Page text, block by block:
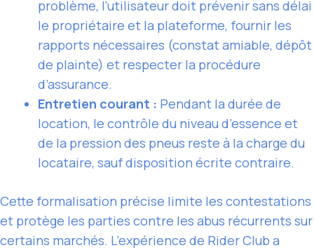
problème, l’utilisateur doit prévenir sans délai
le propriétaire et la plateforme, fournir les
rapports nécessaires (constat amiable, dépôt
de plainte) et respecter la procédure
d’assurance.
Entretien courant : Pendant la durée de
location, le contrôle du niveau d’essence et
de la pression des pneus reste à la charge du
locataire, sauf disposition écrite contraire.
Cette formalisation précise limite les contestations
et protège les parties contre les abus récurrents sur
certains marchés. L’expérience de Rider Club a